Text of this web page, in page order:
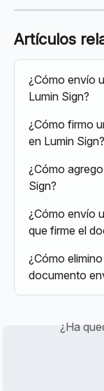
Artículos
¿Cómo envío
Lumin Sign?
¿Cómo firmo
en Lumin Sign?
¿Cómo
Sign?
¿Cómo envío
que firme el
¿Cómo
documento
¿Ha